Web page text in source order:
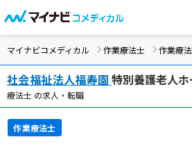
マイナビコメディカル 作業療法士 作業療
社会福祉法人福寿園 特別養護老人
療法士 の求人・転職
作業療法士